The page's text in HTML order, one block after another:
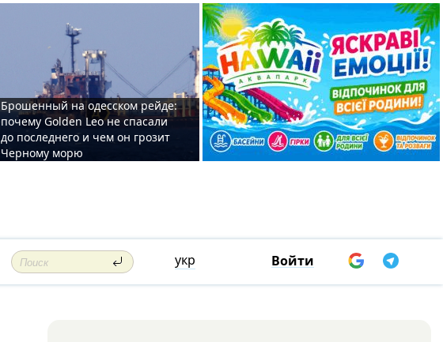
Брошенный на одесском рейде:
почему Golden Leo не спасали
до последнего и чем он грозит
Черному морю
укр Войти